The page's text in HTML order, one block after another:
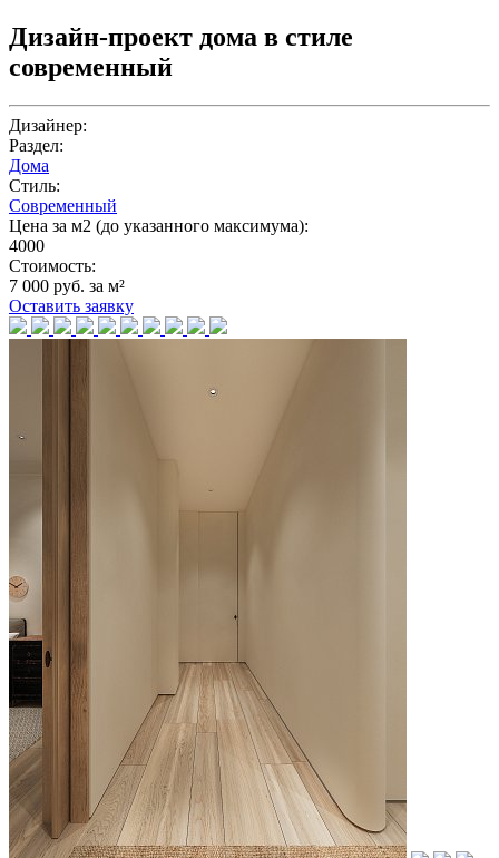
Дизайн-проект дома в стиле
современный
Дизайнер:
Раздел:
Дома
Стиль:
Современный
Цена за м2 (до указанного максимума):
4000
Стоимость:
7 000 руб. за м²
Оставить заявку